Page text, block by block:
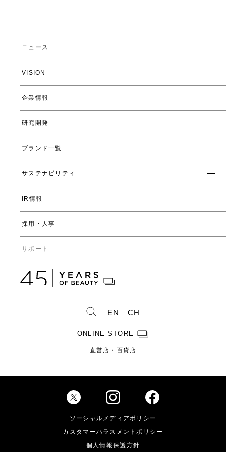
ニュース
VISION
企業スローガン
クレド
企業情報
トップメッセージ
会社概要
数字で見るヤーマン
受賞一覧
直営店・百貨店
研究開発
ヤーマンの研究開発とは
ヤーマンの技術
開発ストーリー
ブランド一覧
サステナビリティ
環境
社会
IR情報
経営方針
コーポレートガバナンス
ディスクロージャーポリシー
IRライブラリ一覧
株式情報
株式概要
Investor Relations
採用・人事
人事からのメッセージ
数字で見るヤーマン
製品ができるまで
サポート
カタログ・取扱説明書
EN CH
ONLINE STORE
直営店・百貨店
ソーシャルメディアポリシー
カスタマーハラスメントポリシー
個人情報保護方針